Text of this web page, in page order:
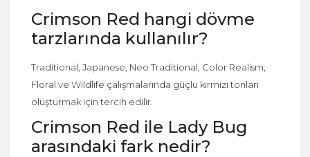
Crimson Red hangi dövme
tarzlarında kullanılır?
Traditional, Japanese, Neo Traditional, Color Realism,
Floral ve Wildlife çalışmalarında güçlü kırmızı tonları
oluşturmak için tercih edilir.
Crimson Red ile Lady Bug
arasındaki fark nedir?